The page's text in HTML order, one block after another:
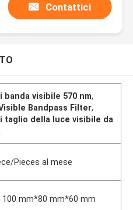
Contattici
banda visibile 570 nm,
Bandpass Filter,
taglio della luce visibile da
Pieces al mese
100 mm*80 mm*60 mm